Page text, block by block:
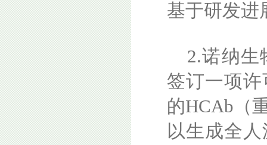
基于研发进
2.诺纳生
签订一项
的HCAb（
以生成全